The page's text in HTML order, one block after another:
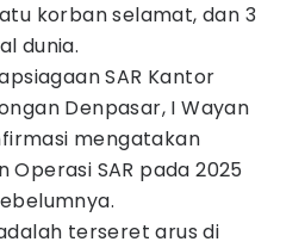
korban selamat, dan 3
dunia.
SAR Kantor
Denpasar, I Wayan
mengatakan
SAR pada 2025
terseret arus di